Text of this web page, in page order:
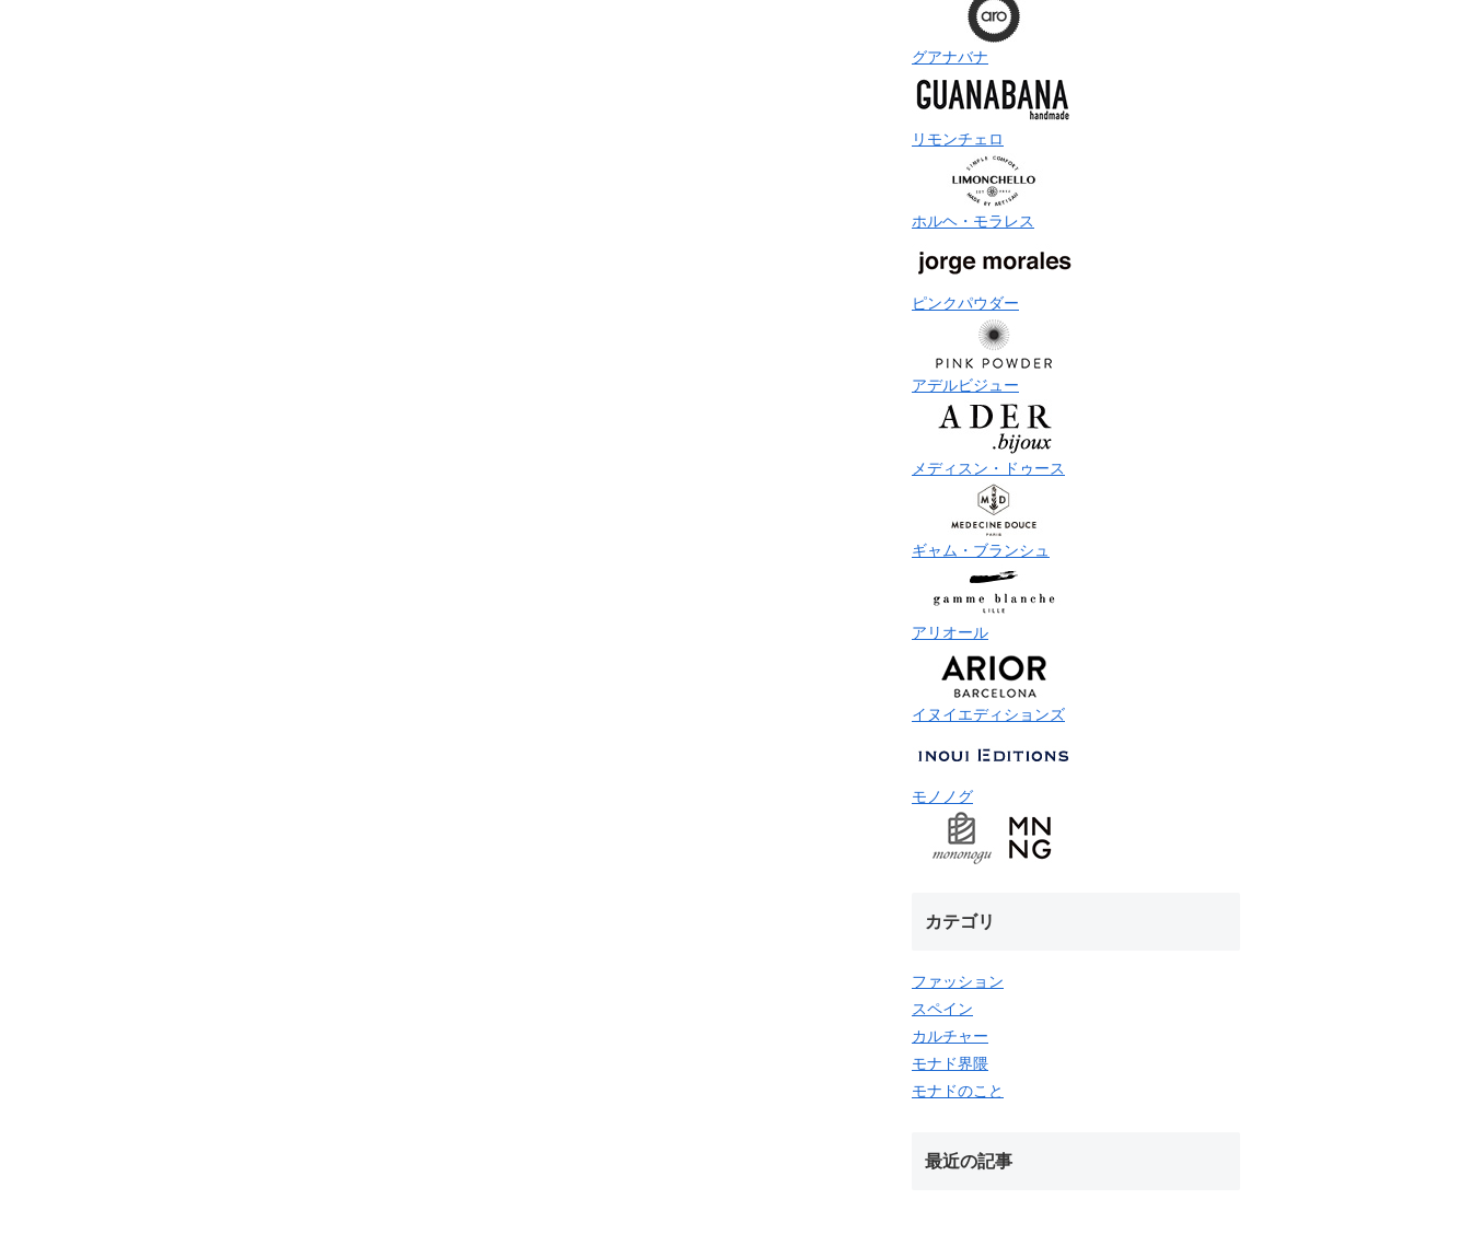
グアナバナ
リモンチェロ
ホルヘ・モラレス
ピンクパウダー
アデルビジュー
メディスン・ドゥース
ギャム・ブランシュ
アリオール
イヌイエディションズ
モノノグ
カテゴリ
ファッション
スペイン
カルチャー
モナド界隈
モナドのこと
最近の記事